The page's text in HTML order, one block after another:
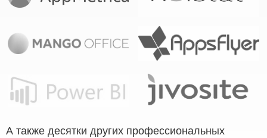
А также десятки других профессиональных